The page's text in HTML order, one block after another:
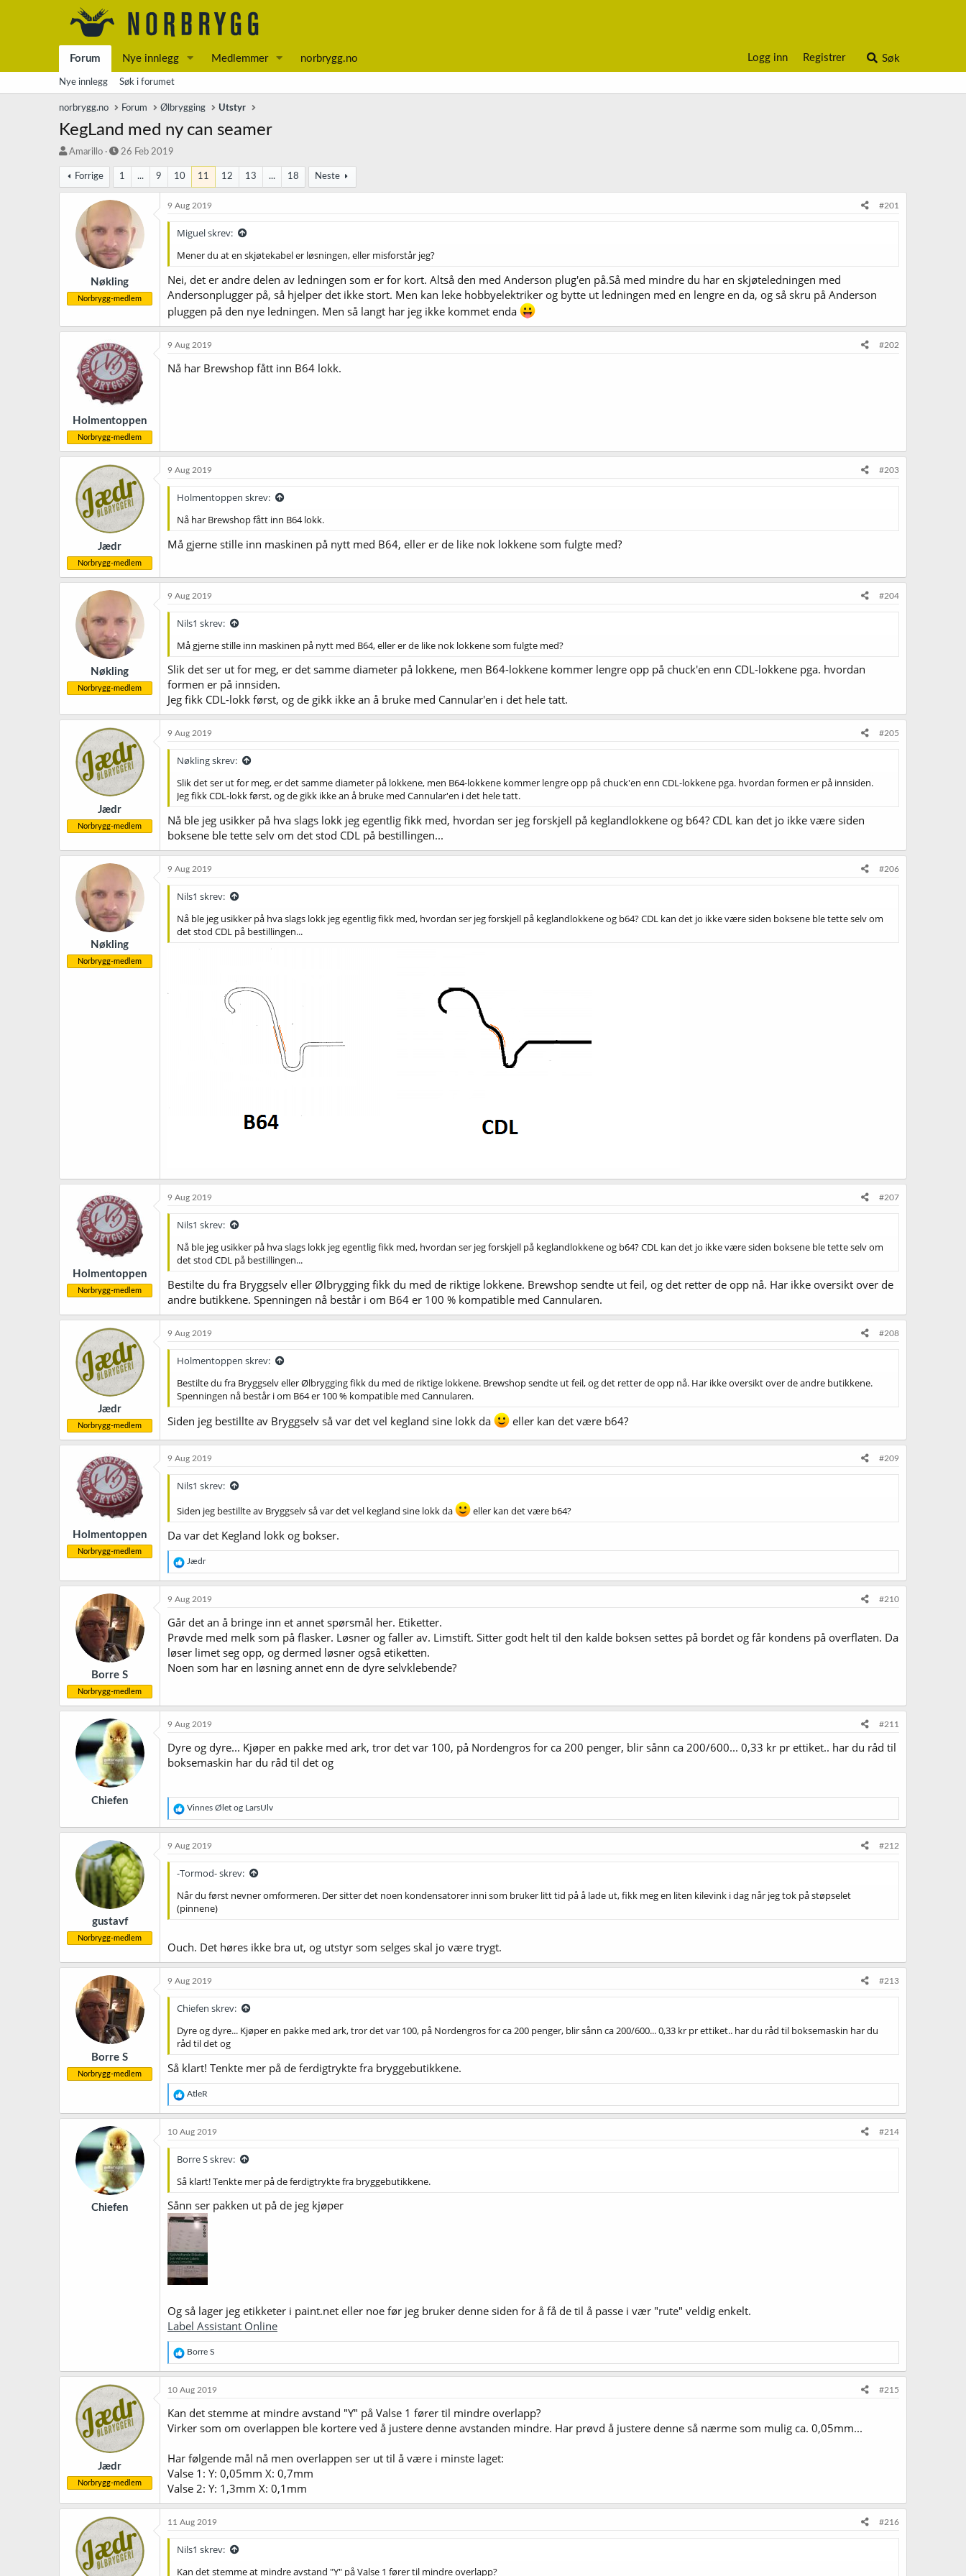
Forum Nye innlegg Medlemmer norbrygg.no Logg inn Registrer Søk
Nye innlegg Søk i forumet
norbrygg.no Forum Ølbrygging Utstyr
KegLand med ny can seamer
T
å
d
Amarillo
S
a
r
t
a
o
26 Feb 2019
Forrige 1 ... 9 10 11 12 13 ... 18 Neste
Nøkling
Norbrygg-medlem
9 Aug 2019 #201
Miguel skrev:
Mener du at en skjøtekabel er løsningen, eller misforstår jeg?
Nei, det er andre delen av ledningen som er for kort. Altså den med Anderson plug'en på.Så med mindre du har en skjøteledningen med
Andersonplugger på, så hjelper det ikke stort. Men kan leke hobbyelektriker og bytte ut ledningen med en lengre en da, og så skru på Anderson
pluggen på den nye ledningen. Men så langt har jeg ikke kommet enda
Holmentoppen
Norbrygg-medlem
9 Aug 2019 #202
Nå har Brewshop fått inn B64 lokk.
Jædr
Norbrygg-medlem
9 Aug 2019 #203
Holmentoppen skrev:
Nå har Brewshop fått inn B64 lokk.
Må gjerne stille inn maskinen på nytt med B64, eller er de like nok lokkene som fulgte med?
Nøkling
Norbrygg-medlem
9 Aug 2019 #204
Nils1 skrev:
Må gjerne stille inn maskinen på nytt med B64, eller er de like nok lokkene som fulgte med?
Slik det ser ut for meg, er det samme diameter på lokkene, men B64-lokkene kommer lengre opp på chuck'en enn CDL-lokkene pga. hvordan
formen er på innsiden.
Jeg fikk CDL-lokk først, og de gikk ikke an å bruke med Cannular'en i det hele tatt.
Jædr
Norbrygg-medlem
9 Aug 2019 #205
Nøkling skrev:
Slik det ser ut for meg, er det samme diameter på lokkene, men B64-lokkene kommer lengre opp på chuck'en enn CDL-lokkene pga. hvordan formen er på innsiden.
Jeg fikk CDL-lokk først, og de gikk ikke an å bruke med Cannular'en i det hele tatt.
Nå ble jeg usikker på hva slags lokk jeg egentlig fikk med, hvordan ser jeg forskjell på keglandlokkene og b64? CDL kan det jo ikke være siden
boksene ble tette selv om det stod CDL på bestillingen...
Nøkling
Norbrygg-medlem
9 Aug 2019 #206
Nils1 skrev:
Nå ble jeg usikker på hva slags lokk jeg egentlig fikk med, hvordan ser jeg forskjell på keglandlokkene og b64? CDL kan det jo ikke være siden boksene ble tette selv om
det stod CDL på bestillingen...
Holmentoppen
Norbrygg-medlem
9 Aug 2019 #207
Nils1 skrev:
Nå ble jeg usikker på hva slags lokk jeg egentlig fikk med, hvordan ser jeg forskjell på keglandlokkene og b64? CDL kan det jo ikke være siden boksene ble tette selv om
det stod CDL på bestillingen...
Bestilte du fra Bryggselv eller Ølbrygging fikk du med de riktige lokkene. Brewshop sendte ut feil, og det retter de opp nå. Har ikke oversikt over de
andre butikkene. Spenningen nå består i om B64 er 100 % kompatible med Cannularen.
Jædr
Norbrygg-medlem
9 Aug 2019 #208
Holmentoppen skrev:
Bestilte du fra Bryggselv eller Ølbrygging fikk du med de riktige lokkene. Brewshop sendte ut feil, og det retter de opp nå. Har ikke oversikt over de andre butikkene.
Spenningen nå består i om B64 er 100 % kompatible med Cannularen.
Siden jeg bestillte av Bryggselv så var det vel kegland sine lokk da eller kan det være b64?
Holmentoppen
Norbrygg-medlem
9 Aug 2019 #209
Nils1 skrev:
Siden jeg bestillte av Bryggselv så var det vel kegland sine lokk da
eller kan det være b64?
Da var det Kegland lokk og bokser.
R
e
a
s
o
n
e
Jædr
Borre S
Norbrygg-medlem
9 Aug 2019 #210
Går det an å bringe inn et annet spørsmål her. Etiketter.
Prøvde med melk som på flasker. Løsner og faller av. Limstift. Sitter godt helt til den kalde boksen settes på bordet og får kondens på overflaten. Da
løser limet seg opp, og dermed løsner også etiketten.
Noen som har en løsning annet enn de dyre selvklebende?
Chiefen
9 Aug 2019 #211
Dyre og dyre... Kjøper en pakke med ark, tror det var 100, på Nordengros for ca 200 penger, blir sånn ca 200/600... 0,33 kr pr ettiket.. har du råd til
boksemaskin har du råd til det og
R
e
a
s
j
o
e
r
Vinnes Ølet og LarsUlv
gustavf
Norbrygg-medlem
9 Aug 2019 #212
-Tormod- skrev:
Når du først nevner omformeren. Der sitter det noen kondensatorer inni som bruker litt tid på å lade ut, fikk meg en liten kilevink i dag når jeg tok på støpselet
(pinnene)
Ouch. Det høres ikke bra ut, og utstyr som selges skal jo være trygt.
Borre S
Norbrygg-medlem
9 Aug 2019 #213
Chiefen skrev:
Dyre og dyre... Kjøper en pakke med ark, tror det var 100, på Nordengros for ca 200 penger, blir sånn ca 200/600... 0,33 kr pr ettiket.. har du råd til boksemaskin har du
råd til det og
Så klart! Tenkte mer på de ferdigtrykte fra bryggebutikkene.
R
e
a
j
o
e
:
AtleR
Chiefen
10 Aug 2019 #214
Borre S skrev:
Så klart! Tenkte mer på de ferdigtrykte fra bryggebutikkene.
Sånn ser pakken ut på de jeg kjøper
Og så lager jeg etikketer i paint.net eller noe før jeg bruker denne siden for å få de til å passe i vær "rute" veldig enkelt.
Label Assistant Online
R
e
a
o
n
Borre S
Jædr
Norbrygg-medlem
10 Aug 2019 #215
Kan det stemme at mindre avstand "Y" på Valse 1 fører til mindre overlapp?
Virker som om overlappen ble kortere ved å justere denne avstanden mindre. Har prøvd å justere denne så nærme som mulig ca. 0,05mm...
Har følgende mål nå men overlappen ser ut til å være i minste laget:
Valse 1: Y: 0,05mm X: 0,7mm
Valse 2: Y: 1,3mm X: 0,1mm
11 Aug 2019 #216
Nils1 skrev:
Kan det stemme at mindre avstand "Y" på Valse 1 fører til mindre overlapp?